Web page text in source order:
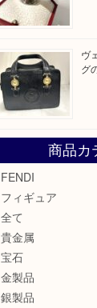
ヴ
グ
商品カ
FENDI
フィギュア
全て
貴金属
宝石
金製品
銀製品